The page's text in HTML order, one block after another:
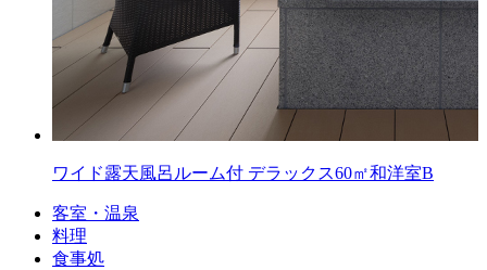
ワイド露天風呂ルーム付 デラックス60㎡和洋室B
客室・温泉
料理
食事処